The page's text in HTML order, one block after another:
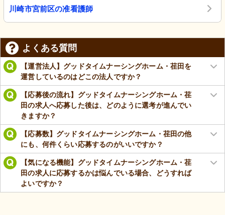
川崎市宮前区の准看護師
よくある質問
【運営法人】グッドタイムナーシングホーム・荏田を
運営しているのはどこの法人ですか？
【応募後の流れ】グッドタイムナーシングホーム・荏
田の求人へ応募した後は、どのように選考が進んでい
きますか？
【応募数】グッドタイムナーシングホーム・荏田の他
にも、何件くらい応募するのがいいですか？
【気になる機能】グッドタイムナーシングホーム・荏
田の求人に応募するかは悩んでいる場合、どうすれば
よいですか？